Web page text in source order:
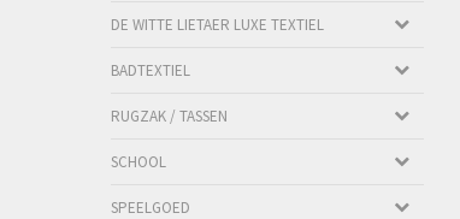
DE WITTE LIETAER LUXE TEXTIEL
BADTEXTIEL
RUGZAK / TASSEN
SCHOOL
SPEELGOED